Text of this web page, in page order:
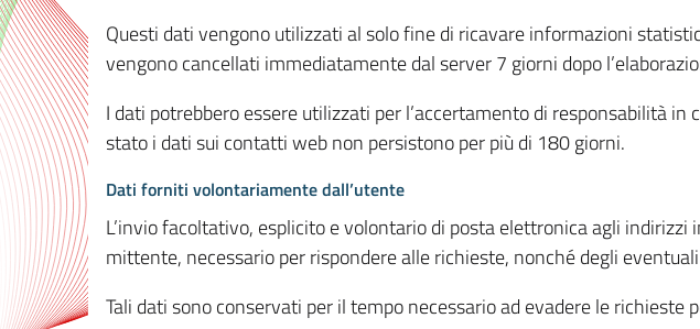
Questi dati vengono utilizzati al solo fine di ricavare informazioni
vengono cancellati immediatamente dal server 7 giorni dopo
I dati potrebbero essere utilizzati per l’accertamento di responsabilità
stato i dati sui contatti web non persistono per più di 180 giorni.
Dati forniti volontariamente dall’utente
L’invio facoltativo, esplicito e volontario di posta elettronica agli
mittente, necessario per rispondere alle richieste, nonché degli
Tali dati sono conservati per il tempo necessario ad evadere le richieste